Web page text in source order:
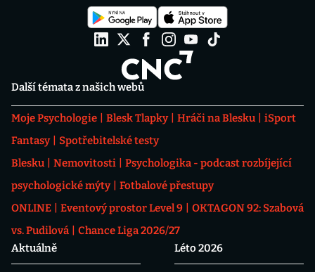
Další témata z našich webů
Moje Psychologie Blesk Tlapky Hráči na Blesku
iSport
Fantasy
Spotřebitelské testy
Blesku
Nemovitosti
Psychologika - podcast rozbíjející
psychologické mýty
Fotbalové přestupy
ONLINE
Eventový prostor Level 9
OKTAGON 92: Szabová
vs. Pudilová
Chance Liga 2026/27
Aktuálně
Léto 2026